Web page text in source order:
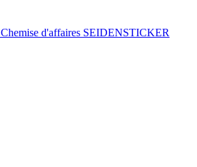
Chemise d'affaires SEIDENSTICKER